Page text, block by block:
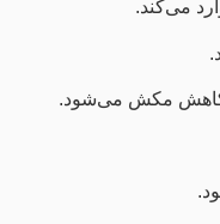
می‌کند.
کاهش مکش می‌شود.